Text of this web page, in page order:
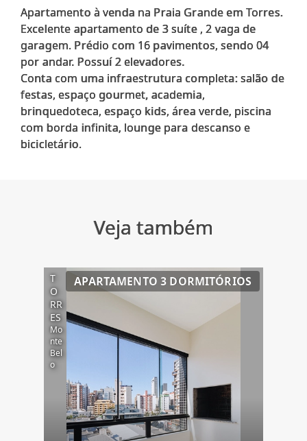
Apartamento à venda na Praia Grande em Torres.
Excelente apartamento de 3 suíte , 2 vaga de
garagem. Prédio com 16 pavimentos, sendo 04
por andar. Possuí 2 elevadores.
Conta com uma infraestrutura completa: salão de
festas, espaço gourmet, academia,
brinquedoteca, espaço kids, área verde, piscina
com borda infinita, lounge para descanso e
bicicletário.
Veja também
T
O
RR
ES
Mo
nte
Bel
o
APARTAMENTO 3 DORMITÓRIOS